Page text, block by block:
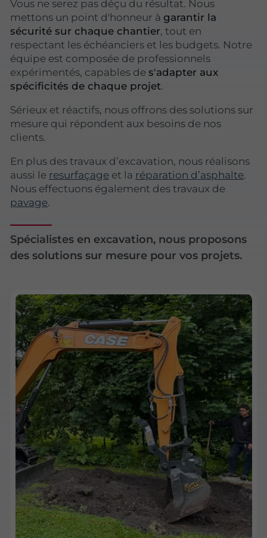
Vous ne serez pas déçu du résultat. Nous
mettons un point d'honneur à garantir la
sécurité sur chaque chantier, tout en
respectant les échéanciers et les budgets. Notre
équipe est composée de professionnels
expérimentés, capables des'adapter aux
spécificités de chaque projet.
Sérieux et réactifs, nous offrons des solutions sur
mesure qui répondent aux besoins de nos
clients.
En plus des travaux d’excavation, nous réalisons
aussi le resurfaçage et la réparation d’asphalte.
Nous effectuons également des travaux de
pavage.
Spécialistes en excavation, nous proposons
des solutions sur mesure pour vos projets.